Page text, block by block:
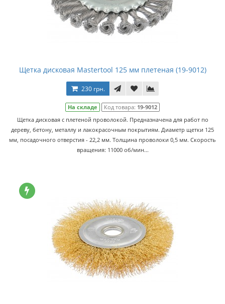
Щетка дисковая Mastertool 125 мм плетеная (19-9012)
230 грн.
На складе Код товара: 19-9012
Щетка дисковая с плетеной проволокой. Предназначена для работ по
дереву, бетону, металлу и лакокрасочным покрытиям. Диаметр щетки 125
мм, посадочного отверстия - 22,2 мм. Толщина проволоки 0,5 мм. Скорость
вращения: 11000 об/мин...